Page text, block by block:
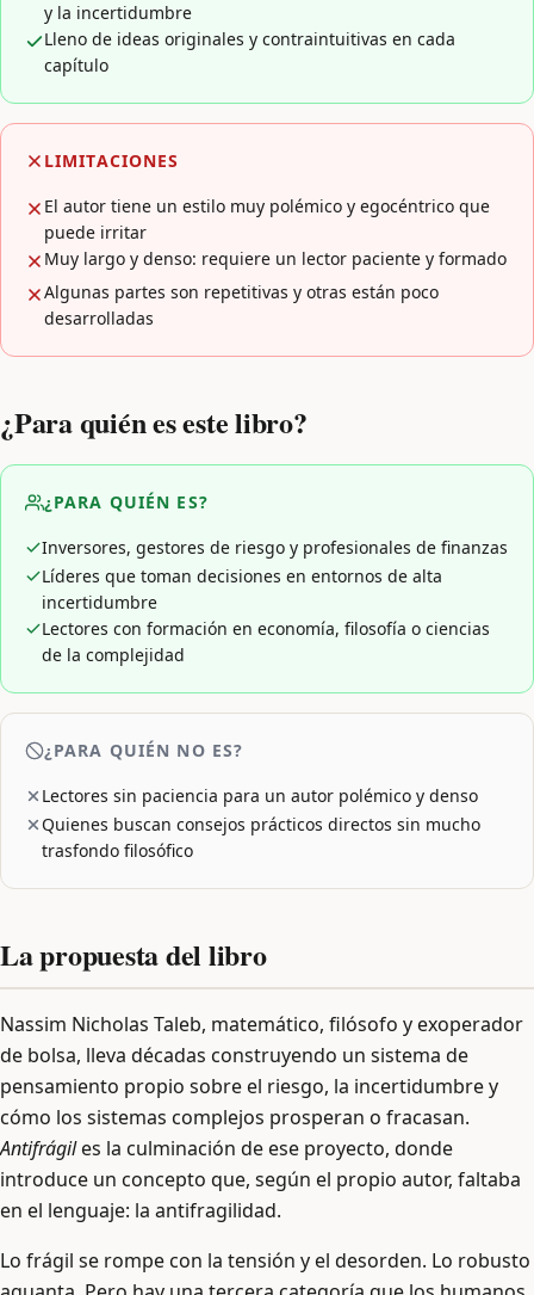
y la incertidumbre
Lleno de ideas originales y contraintuitivas en cada
capítulo
LIMITACIONES
El autor tiene un estilo muy polémico y egocéntrico que
puede irritar
Muy largo y denso: requiere un lector paciente y formado
Algunas partes son repetitivas y otras están poco
desarrolladas
¿Para quién es este libro?
¿PARA QUIÉN ES?
Inversores, gestores de riesgo y profesionales de finanzas
Líderes que toman decisiones en entornos de alta
incertidumbre
Lectores con formación en economía, filosofía o ciencias
de la complejidad
¿PARA QUIÉN NO ES?
Lectores sin paciencia para un autor polémico y denso
Quienes buscan consejos prácticos directos sin mucho
trasfondo filosófico
La propuesta del libro
Nassim Nicholas Taleb, matemático, filósofo y exoperador
de bolsa, lleva décadas construyendo un sistema de
pensamiento propio sobre el riesgo, la incertidumbre y
cómo los sistemas complejos prosperan o fracasan.
Antifrágiles la culminación de ese proyecto, donde
introduce un concepto que, según el propio autor, faltaba
en el lenguaje: la antifragilidad.
Lo frágil se rompe con la tensión y el desorden. Lo robusto